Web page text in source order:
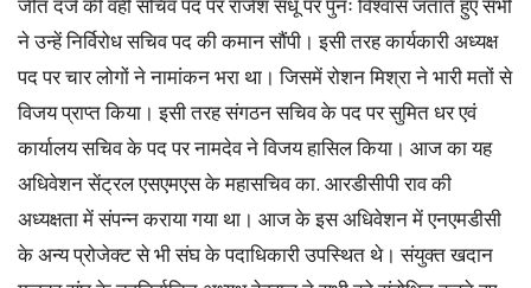
ने उन्हें निर्विरोध सचिव पद की कमान सौंपी। इसी तरह कार्यकारी अध्यक्ष
पद पर चार लोगों ने नामांकन भरा था। जिसमें रोशन मिश्रा ने भारी मतों से
विजय प्राप्त किया। इसी तरह संगठन सचिव के पद पर सुमित धर एवं
कार्यालय सचिव के पद पर नामदेव ने विजय हासिल किया। आज का यह
अधिवेशन सेंट्रल एसएमएस के महासचिव का. आरडीसीपी राव की
अध्यक्षता में संपन्न कराया गया था। आज के इस अधिवेशन में एनएमडीसी
के अन्य प्रोजेक्ट से भी संघ के पदाधिकारी उपस्थित थे। संयुक्त खदान